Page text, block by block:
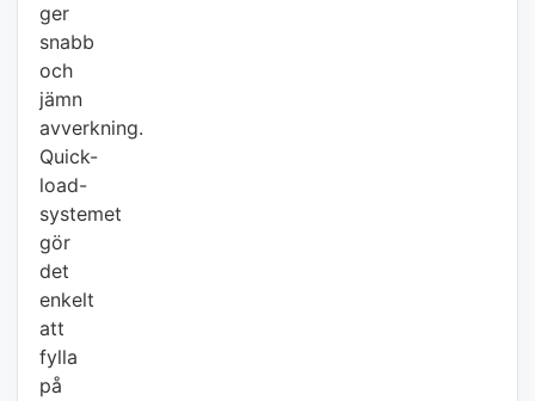
ger
snabb
och
jämn
avverkning.
Quick-
load-
systemet
gör
det
enkelt
att
fylla
på